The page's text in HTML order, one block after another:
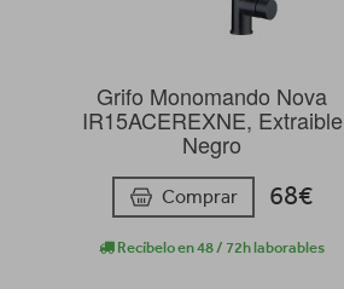
Grifo Monomando Nova
IR15ACEREXNE, Extraible
Negro
Comprar 68€
Recíbelo en 48 / 72h laborables